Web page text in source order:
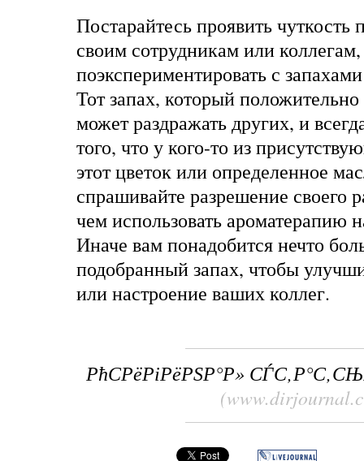
Постарайтесь проявить
своим сотрудникам или
поэкспериментировать с
Тот запах, который положительно
может раздражать других, и
того, что у кого-то из
этот цветок или определенное
спрашивайте разрешение своего
чем использовать ароматерапию
Иначе вам понадобится нечто
подобранный запах, чтобы
или настроение ваших коллег.
РћСРёРіРёРЅР°Р»